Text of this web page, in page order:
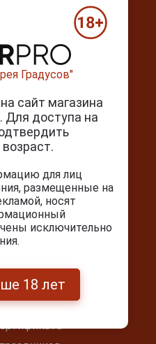
вал, д. 5
до 22:00
59-95
Градусов"
сайт магазина
Для доступа на
для лиц
размещенные на
носят
исключительно
18 лет